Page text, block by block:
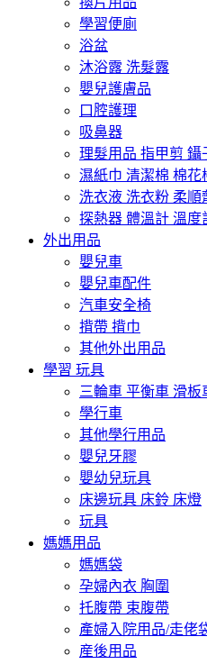
學習便廁
浴盆
沐浴露 洗髮露
嬰兒護膚品
口腔護理
吸鼻器
理髮用品 指甲剪 鑷
濕紙巾 清潔棉 棉花
洗衣液 洗衣粉 柔順
探熱器 體溫計 溫度
外出用品
嬰兒車
嬰兒車配件
汽車安全椅
揹帶 揹巾
其他外出用品
學習 玩具
三輪車 平衡車 滑板
學行車
其他學行用品
嬰兒牙膠
嬰幼兒玩具
床邊玩具 床鈴 床燈
玩具
媽媽用品
媽媽袋
孕婦內衣 胸圍
托腹帶 束腹帶
產婦入院用品/走佬
産後用品